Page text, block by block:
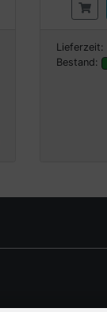
Lieferzeit:
Bestand: